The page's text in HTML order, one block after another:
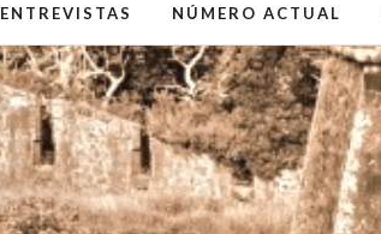
ENTREVISTAS NÚMERO ACTUAL